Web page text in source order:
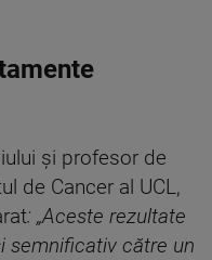
și profesor de
de Cancer al UCL,
: „Aceste rezultate
semnificativ către un